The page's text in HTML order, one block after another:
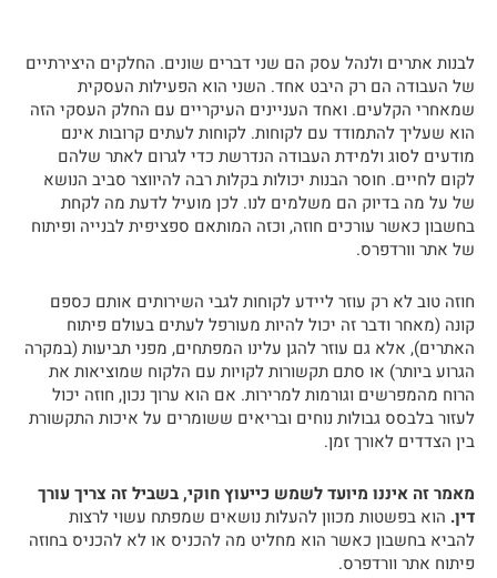
לבנות אתרים ולנהל עסק הם שני דברים שונים. החלקים היצירתיים
של העבודה הם רק היבט אחד. השני הוא הפעילות העסקית
שמאחרי הקלעים. ואחד העניינים העיקריים עם החלק העסקי הזה
הוא שעליך להתמודד עם לקוחות. לקוחות לעתים קרובות אינם
מודעים לסוג ולמידת העבודה הנדרשת כדי לגרום לאתר שלהם
לקום לחיים. חוסר הבנות יכולות בקלות רבה להיווצר סביב הנושא
של על מה בדיוק הם משלמים לנו. לכן מועיל לדעת מה לקחת
בחשבון כאשר עורכים חוזה, וכזה המותאם ספציפית לבנייה ופיתוח
של אתר וורדפרס.
חוזה טוב לא רק עוזר ליידע לקוחות לגבי השירותים אותם כספם
קונה (מאחר ודבר זה יכול להיות מעורפל לעתים בעולם פיתוח
האתרים), אלא גם עוזר להגן עלינו המפתחים, מפני תביעות (במקרה
הגרוע ביותר) או סתם תקשורות לקויות עם הלקוח שמוציאות את
הרוח מהמפרשים וגורמות למרירות. אם הוא ערוך נכון, חוזה יכול
לעזור בלבסס גבולות נוחים ובריאים ששומרים על איכות התקשורת
בין הצדדים לאורך זמן.
מאמר זה איננו מיועד לשמש כייעוץ חוקי, בשביל זה צריך עורך
דין. הוא בפשטות מכוון להעלות נושאים שמפתח עשוי לרצות
להביא בחשבון כאשר הוא מחליט מה להכניס או לא להכניס בחוזה
פיתוח אתר וורדפרס.